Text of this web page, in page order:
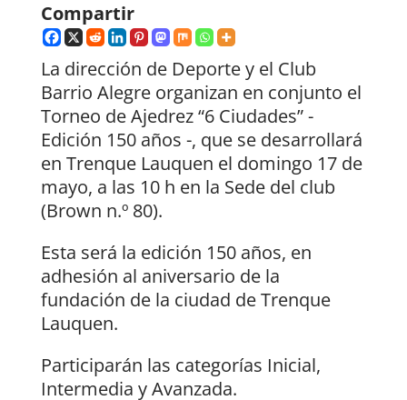
Compartir
La dirección de Deporte y el Club
Barrio Alegre organizan en conjunto el
Torneo de Ajedrez “6 Ciudades” -
Edición 150 años -, que se desarrollará
en Trenque Lauquen el domingo 17 de
mayo, a las 10 h en la Sede del club
(Brown n.º 80).
Esta será la edición 150 años, en
adhesión al aniversario de la
fundación de la ciudad de Trenque
Lauquen.
Participarán las categorías Inicial,
Intermedia y Avanzada.